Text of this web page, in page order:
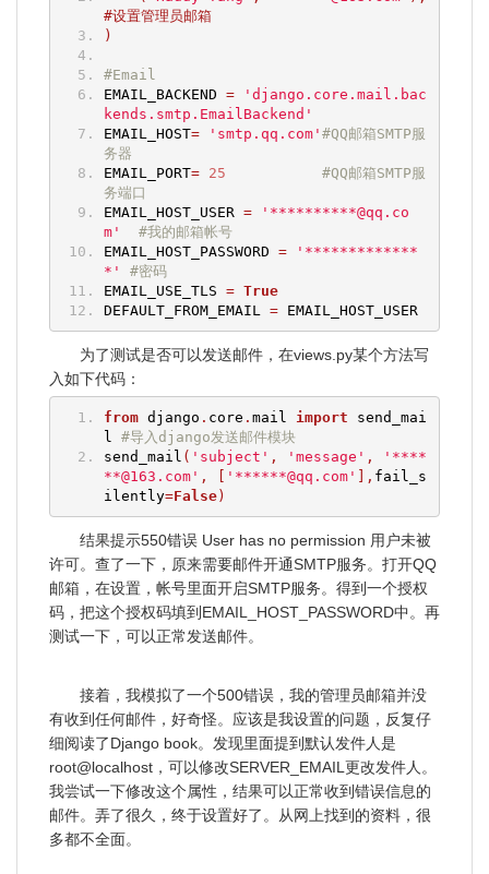
#设置管理员邮箱
)
#Email
EMAIL_BACKEND =
'django.core.mail.bac
kends.smtp.EmailBackend'
EMAIL_HOST= 'smtp.qq.com' #QQ邮箱SMTP服
务器
EMAIL_PORT= 25
#QQ邮箱SMTP服
务端口
EMAIL_HOST_USER =
'**********@qq.co
m'
#我的邮箱帐号
EMAIL_HOST_PASSWORD =
'*************
*'
#密码
EMAIL_USE_TLS = True
DEFAULT_FROM_EMAIL = EMAIL_HOST_USER
为了测试是否可以发送邮件，在views.py某个方法写
入如下代码：
from django . core . mail import send_mai
l #导入django发送邮件模块
send_mail ( 'subject' , 'message' ,
'****
**@163.com' , [ '******@qq.com' ], fail_s
ilently=False)
结果提示550错误 User has no permission 用户未被
许可。查了一下，原来需要邮件开通SMTP服务。打开QQ
邮箱，在设置，帐号里面开启SMTP服务。得到一个授权
码，把这个授权码填到EMAIL_HOST_PASSWORD中。再
测试一下，可以正常发送邮件。
接着，我模拟了一个500错误，我的管理员邮箱并没
有收到任何邮件，好奇怪。应该是我设置的问题，反复仔
细阅读了Django book。发现里面提到默认发件人是
root@localhost，可以修改SERVER_EMAIL更改发件人。
我尝试一下修改这个属性，结果可以正常收到错误信息的
邮件。弄了很久，终于设置好了。从网上找到的资料，很
多都不全面。